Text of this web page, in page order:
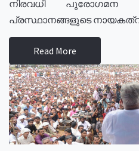
നിരവധി
പ്രസ്ഥാനങ്ങളുടെ
Read More